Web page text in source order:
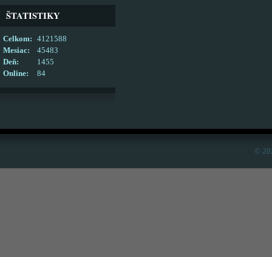
ŠTATISTIKY
Online: 84
Celkom:
4121588
Mesiac:
45483
Deň:
1455
©